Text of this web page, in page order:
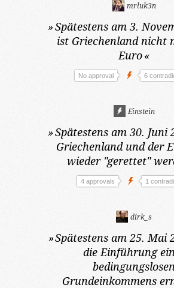
mrluk3n
»Spätestens am 3.
ist Griechenland nicht
Euro«
No approval 6
Einstein
»Spätestens am 30. Juni
Griechenland und der
wieder "gerettet"
4 approvals 1
dirk_s
»Spätestens am 25. Mai
die Einführung
Grundeinkommens